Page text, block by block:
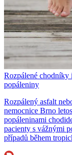
Rozpálené chodníky
popáleniny
Rozpálený asfalt
nemocnice Brno
popáleninami
pacienty s vážnými
případů během